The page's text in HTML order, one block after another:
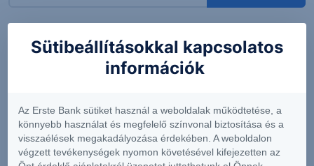
Megnevezés ISIN Mögöttes termék Kupon
Express
OneStar
Smart
Infrastructure
EUR 26-29
AT0000A3VVT6
Siemens AG
Sütibeállításokkal kapcsolatos
információk
Az Erste Bank sütiket használ a weboldalak működtetése, a
könnyebb használat és megfelelő színvonal biztosítása és a
visszaélések megakadályozása érdekében. A weboldalon
végzett tevékenységek nyomon követésével kifejezetten az